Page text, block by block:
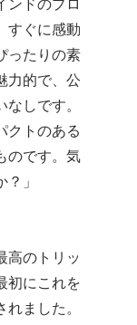
ンドのプロ
すぐに感動
ったりの素
力的で、公
しです。
クトのある
のです。気
」
高のトリッ
初にこれを
ました。